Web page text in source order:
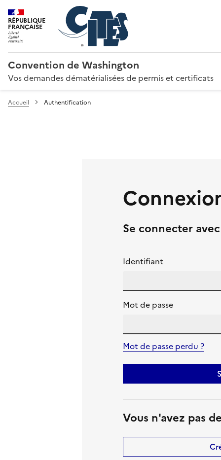
RÉPUBLIQUE
FRANÇAISE
Convention de Washington
Vos demandes dématérialisées de permis et certificats
Accueil Authentification
Se connecter
Identifiant
Mot de passe
Mot de passe perdu ?
Vous n'avez pas